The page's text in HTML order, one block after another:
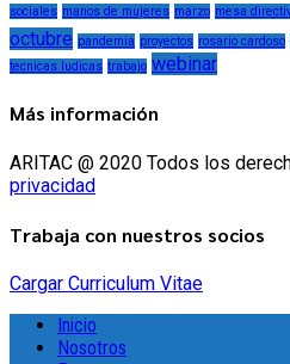
sociales manos de mujeres marzo mesa
octubre pandemia proyectos rosario cardoso
tecnicas ludicas trabajo webinar
Más información
ARITAC @ 2020 Todos los
privacidad
Trabaja con nuestros socios
Cargar Curriculum Vitae
Inicio
Nosotros